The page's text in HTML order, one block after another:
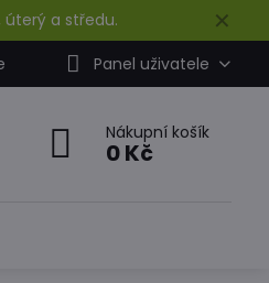
✕
úterý a středu.
Panel uživatele
Nákupní košík
0 Kč